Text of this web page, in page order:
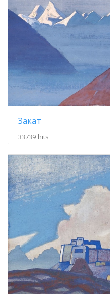
Закат
33739 hits